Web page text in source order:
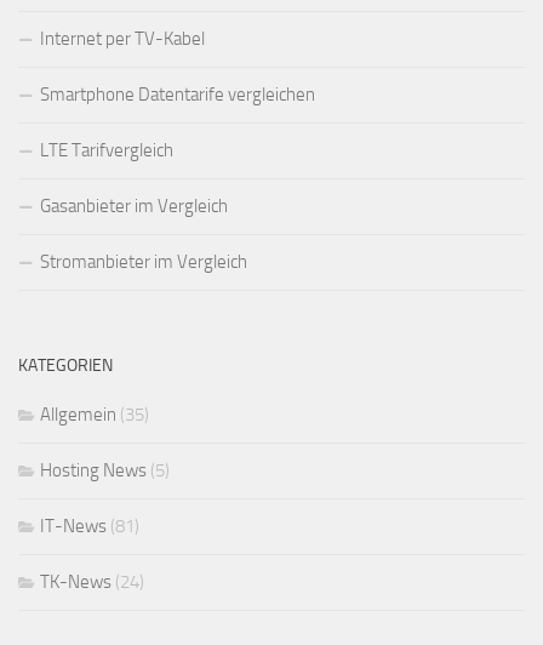
Internet per TV-Kabel
Smartphone Datentarife vergleichen
LTE Tarifvergleich
Gasanbieter im Vergleich
Stromanbieter im Vergleich
KATEGORIEN
Allgemein (35)
Hosting News (5)
IT-News (81)
TK-News (24)